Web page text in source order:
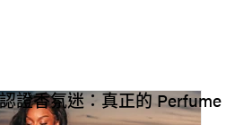
證香氛迷：真正的 Perfume